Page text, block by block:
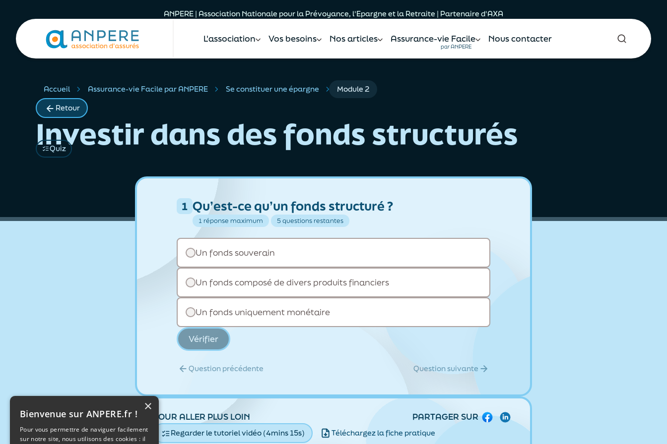
ANPERE | Association Nationale pour la Prévoyance, l'Epargne et la Retraite | Partenaire d'AXA
L'association Vos besoins Nos articles Assurance-vie Facile
par ANPERE
Nous contacter
Accueil Assurance-vie Facile par ANPERE Se constituer une épargne
Module 2
Retour
Investir dans des fonds structurés
Quiz
1 Qu’est-ce qu’un fonds structuré ?
1 réponse maximum 5 questions restantes
Un fonds souverain
Un fonds composé de divers produits financiers
Un fonds uniquement monétaire
Vérifier
Question précédente Question suivante
POUR ALLER PLUS LOIN PARTAGER SUR Facebook
Regarder le tutoriel vidéo (4mins 15s) Téléchargez la fiche pratique
×
Bienvenue sur ANPERE.fr !
Pour vous permettre de naviguer facilement
sur notre site, nous utilisons des cookies : il